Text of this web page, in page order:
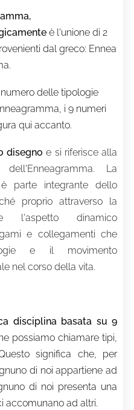
è l'unione di 2
dal greco: Ennea
delle tipologie
i 9 numeri
qui accanto.
disegno e si riferisce alla
dell'Enneagramma. La
è parte integrante dello
proprio attraverso la
l'aspetto dinamico
e collegamenti che
e il movimento
nel corso della vita.
disciplina basata su 9
possiamo chiamare tipi,
significa che, per
di noi appartiene ad
di noi presenta una
accomunano ad altri.